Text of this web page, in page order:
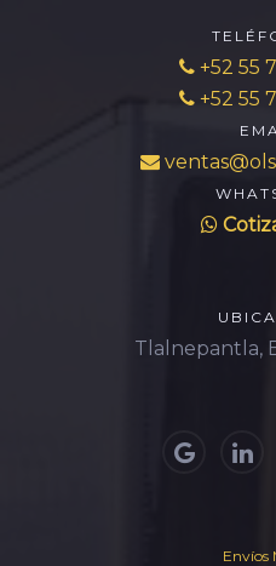
+52 55
+52 55
Tlalnepantla,
Envíos